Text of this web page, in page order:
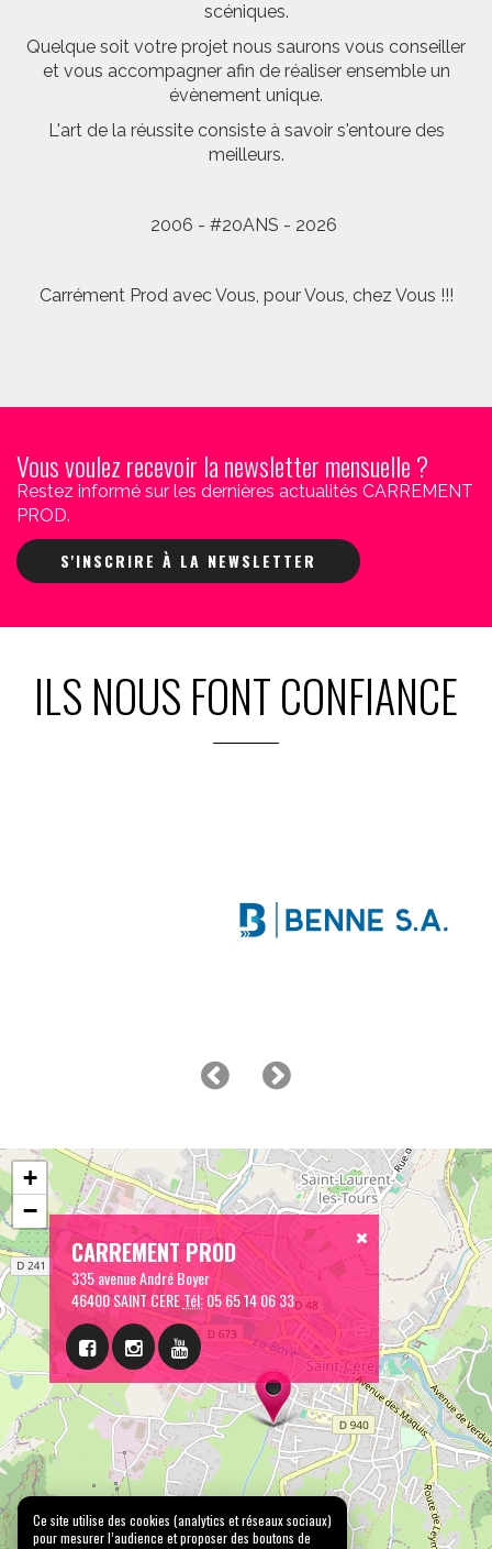
scéniques.
Quelque soit votre projet nous saurons vous conseiller
et vous accompagner afin de réaliser ensemble un
évènement unique.
L'art de la réussite consiste à savoir s'entoure des
meilleurs.
2006 - #20ANS - 2026
Carrément Prod avec Vous, pour Vous, chez Vous !!!
Vous voulez recevoir la newsletter mensuelle ?
Restez informé sur les dernières actualités CARREMENT
PROD.
S'INSCRIRE À LA NEWSLETTER
ILS NOUS FONT CONFIANCE
CARREMENT PROD
335 avenue André Boyer
46400 SAINT CERETél:05 65 14 06 33
+
−
Ce site utilise des cookies (analytics et réseaux sociaux)
pour mesurer l’audience et proposer des boutons de